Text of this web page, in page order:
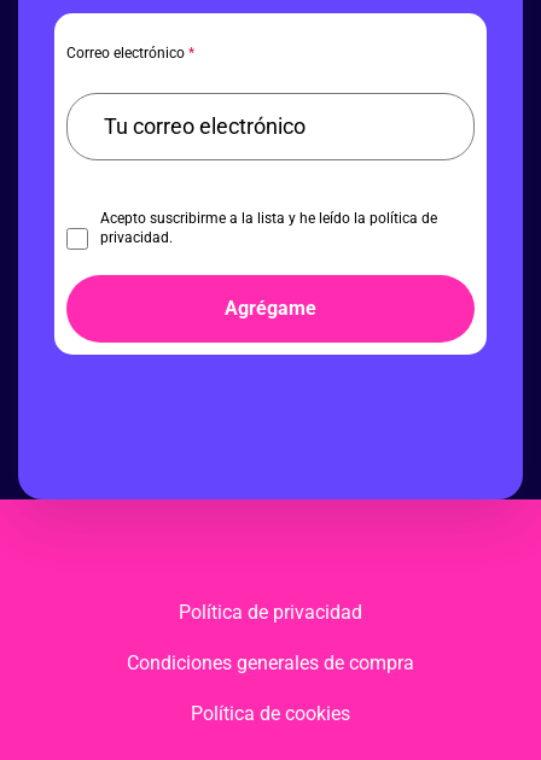
Correo electrónico *
Acepto suscribirme a la lista y he leído la política de
privacidad.
Agrégame
Política de privacidad
Condiciones generales de compra
Política de cookies